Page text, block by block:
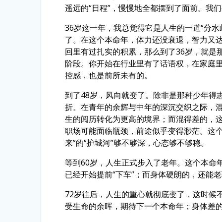
遥远的“日程”，慢慢地全都摆到了面前。我
36岁这一年，我总觉得它是人生的一道“分
了。在这个本命年，体力还没衰退，智力又
回里有过扎实的积累，那么到了36岁，就
阶段。你开始在行业里有了话语权，在家庭
控感，也是前所未有的。
到了48岁，风向就变了。除非是那种少年
折。在青年的余辉与中年的深沉交织之际，
生的阅历转化为更高的境界；而混得差的，
职场可能面临瓶颈，前途似乎变得渺茫。这
来”的“护城河”够不够深，心态够不够稳。
等到60岁，人生正式步入了老年。这个本
已经开始提前“下车”；而身体硬朗的，还能
72岁往后，人生的重心就彻底变了，这时
受生命的余晖，期待下一个本命年；身体差